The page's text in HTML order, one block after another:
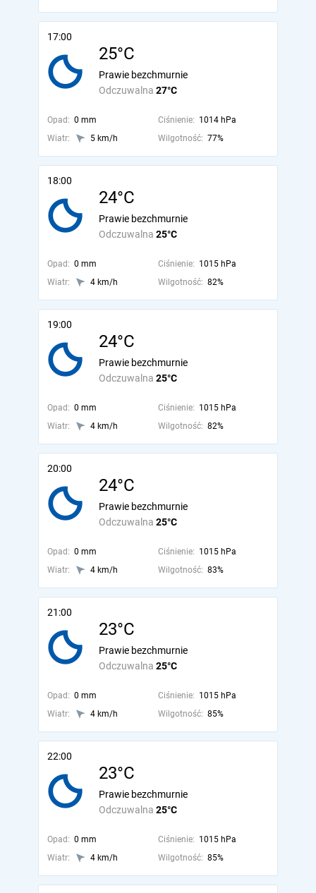
17:00
25°C
Odczuwalna 27°C
Prawie bezchmurnie
Opad: 0 mm Ciśnienie: 1014 hPa
Wiatr:
5 km/h Wilgotność: 77%
18:00
24°C
Odczuwalna 25°C
Prawie bezchmurnie
Opad: 0 mm Ciśnienie: 1015 hPa
Wiatr:
4 km/h Wilgotność: 82%
19:00
24°C
Odczuwalna 25°C
Prawie bezchmurnie
Opad: 0 mm Ciśnienie: 1015 hPa
Wiatr:
4 km/h Wilgotność: 82%
20:00
24°C
Odczuwalna 25°C
Prawie bezchmurnie
Opad: 0 mm Ciśnienie: 1015 hPa
Wiatr:
4 km/h Wilgotność: 83%
21:00
23°C
Odczuwalna 25°C
Prawie bezchmurnie
Opad: 0 mm Ciśnienie: 1015 hPa
Wiatr:
4 km/h Wilgotność: 85%
22:00
23°C
Odczuwalna 25°C
Prawie bezchmurnie
Opad: 0 mm Ciśnienie: 1015 hPa
Wiatr:
4 km/h Wilgotność: 85%